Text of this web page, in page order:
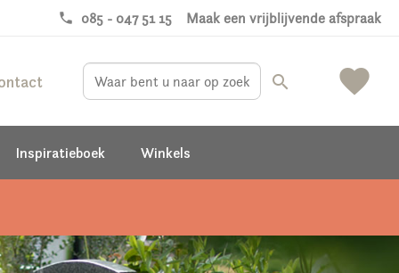
phone 085 - 047 51 15 Maak een vrijblijvende afspraak
favorite
search
Inspiratieboek Winkels